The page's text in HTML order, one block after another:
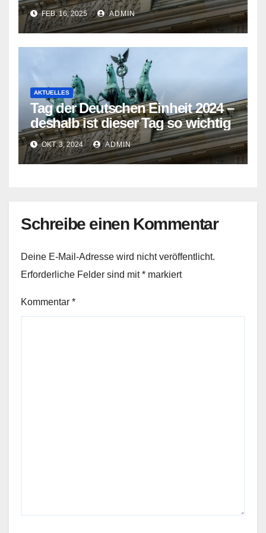
2025 eingeläutet
FEB. 16, 2025 ADMIN
AKTUELLES
Tag der Deutschen Einheit 2024 –
deshalb ist dieser Tag so wichtig
OKT. 3, 2024 ADMIN
Schreibe einen Kommentar
Deine E-Mail-Adresse wird nicht veröffentlicht.
Erforderliche Felder sind mit* markiert
Kommentar *